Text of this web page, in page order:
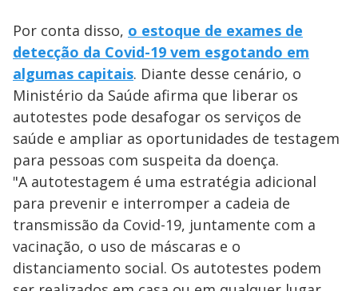
Por conta disso, o estoque de exames de
detecção da Covid-19 vem esgotando em
algumas capitais. Diante desse cenário, o
Ministério da Saúde afirma que liberar os
autotestes pode desafogar os serviços de
saúde e ampliar as oportunidades de testagem
para pessoas com suspeita da doença.
"A autotestagem é uma estratégia adicional
para prevenir e interromper a cadeia de
transmissão da Covid-19, juntamente com a
vacinação, o uso de máscaras e o
distanciamento social. Os autotestes podem